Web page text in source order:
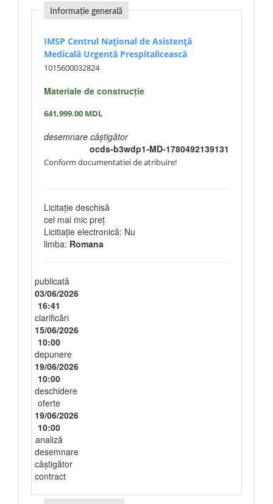
Informație generală
IMSP Centrul Național de Asistență
Medicală Urgentă Prespitalicească
1015600032824
Materiale de construcție
641,999.00 MDL
desemnare câștigător
ocds-b3wdp1-MD-1780492139131
Conform documentatiei de atribuire!
Licitație deschisă
cel mai mic preț
Licitiație electronică: Nu
limba: Romana
publicată
03/06/2026
16:41
clarificări
15/06/2026
10:00
depunere
19/06/2026
10:00
deschidere
oferte
19/06/2026
10:00
analiză
desemnare
câștigător
contract